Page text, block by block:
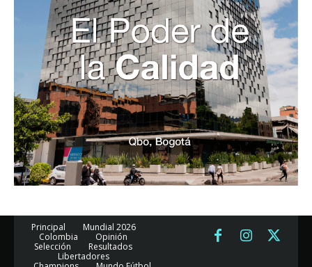
Principal
Mundial 2026
Colombia
Opinión
Selección
Resultados
Libertadores